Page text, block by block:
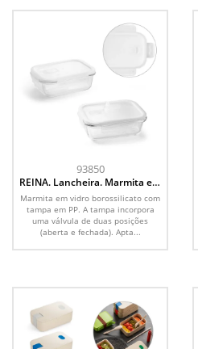
93850
REINA. Lancheira. Marmita em
vidro borossilicato com tampa
em PP 600 mL
Marmita em vidro borossilicato com
tampa em PP. A tampa incorpora
uma válvula de duas posições
(aberta e fechada). Apta...